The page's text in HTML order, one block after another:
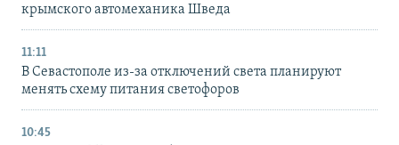
крымского автомеханика Шведа
11:11
В Севастополе из-за отключений света планируют
менять схему питания светофоров
10:45